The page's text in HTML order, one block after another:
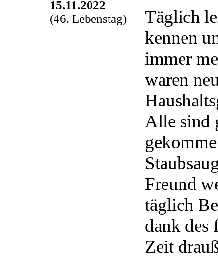
15.11.2022
(46. Lebenstag)
Täglich
kennen
immer
waren
Alle sind
Freund
täglich
dank des
Zeit